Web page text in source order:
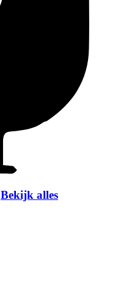
Bekijk alles